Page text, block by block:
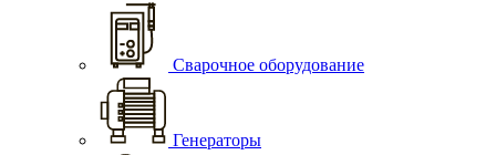
Сварочное оборудование
Генераторы